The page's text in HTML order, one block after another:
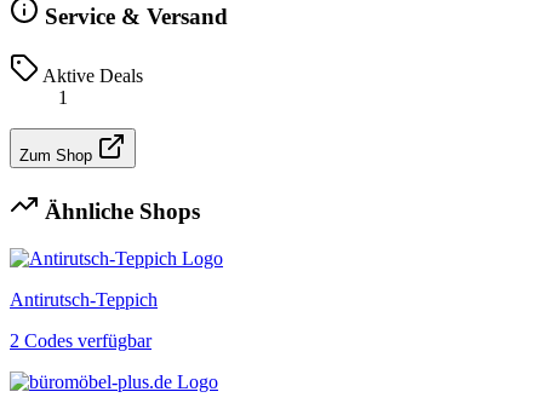
Service & Versand
Aktive Deals
1
Zum Shop
Ähnliche Shops
Antirutsch-Teppich
2 Codes verfügbar